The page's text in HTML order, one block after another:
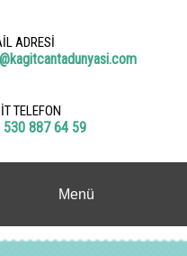
ADRESİ
TELEFON
530 887 64 59
Menü